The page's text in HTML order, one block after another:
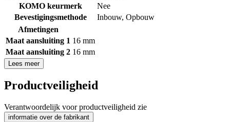
KOMO keurmerk
Nee
Bevestigingsmethode
Inbouw, Opbouw
Afmetingen
Maat aansluiting 1 16 mm
Maat aansluiting 2 16 mm
Lees meer
Productveiligheid
Verantwoordelijk voor productveiligheid zie
informatie over de fabrikant